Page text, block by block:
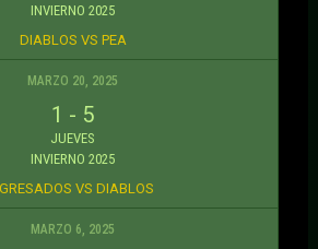
INVIERNO 2025
DIABLOS VS PEA
MARZO 20, 2025
1 - 5
JUEVES
INVIERNO 2025
VS DIABLOS
MARZO 6, 2025